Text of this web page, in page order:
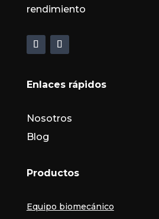
rendimiento
Enlaces rápidos
Nosotros
Blog
Productos
Equipo biomecánico